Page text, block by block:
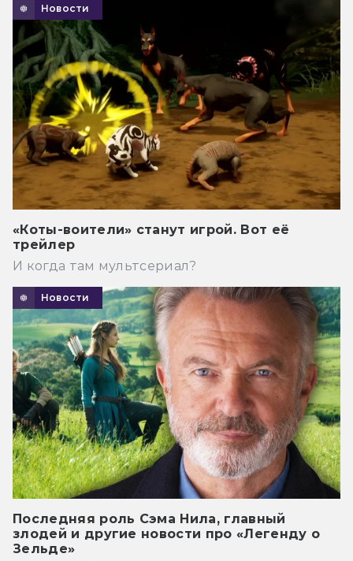
Новости
«Коты-воители» станут игрой. Вот её
трейлер
И когда там мультсериал?
Новости
Последняя роль Сэма Нила, главный
злодей и другие новости про «Легенду о
Зельде»